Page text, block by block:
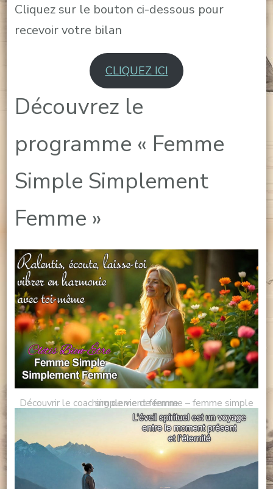
Cliquez sur le bouton ci-dessous pour
recevoir votre bilan
CLIQUEZ ICI
Découvrez le
programme « Femme
Simple Simplement
Femme »
Découvrir le coaching de vie de femme – femme simple simplement femme